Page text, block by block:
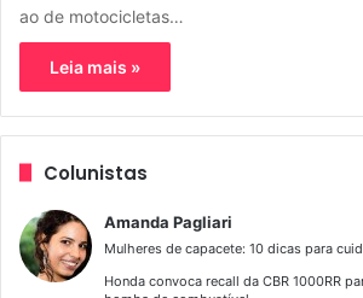
ao de motocicletas…
Leia mais »
Colunistas
Amanda Pagliari
Mulheres de capacete: 10 dicas para
Honda convoca recall da CBR 1000RR